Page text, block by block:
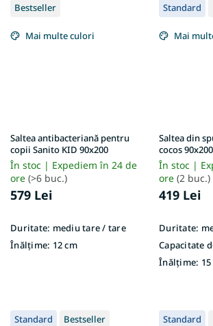
Bestseller
Mai multe culori
Saltea antibacteriană pentru
copii Sanito KID 90x200
În stoc | Expediem în 24 de
ore (>6 buc.)
579 Lei
Duritate: mediu tare / tare
Înălțime: 12 cm
Standard
Mai
Saltea din
cocos 90x200
În stoc |
ore (2 buc.)
419 Lei
Duritate:
Capacitate
Înălțime:
Standard Bestseller Standard